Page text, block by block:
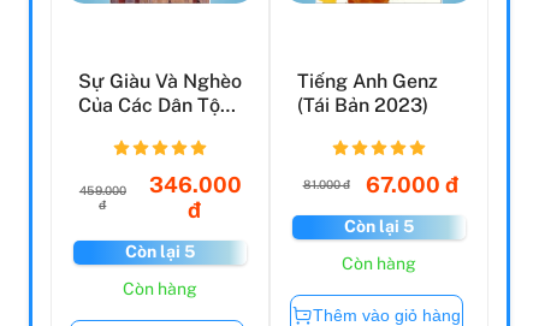
Sự Giàu Và Nghèo
Của Các Dân Tộc
459.000
đ
346.000
đ
Còn lại 5
Còn hàng
Tiếng Anh Genz
(Tái Bản 2023)
81.000 đ 67.000 đ
Còn lại 5
Còn hàng
Thêm vào giỏ hàng